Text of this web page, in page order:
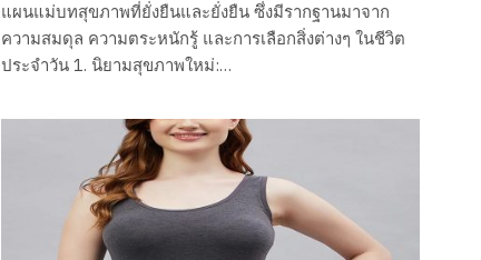
แผนแม่บทสุขภาพที่ยั่งยืนและยั่งยืน ซึ่งมีรากฐานมาจาก
ความสมดุล ความตระหนักรู้ และการเลือกสิ่งต่างๆ ในชีวิต
ประจำวัน 1. นิยามสุขภาพใหม่:…